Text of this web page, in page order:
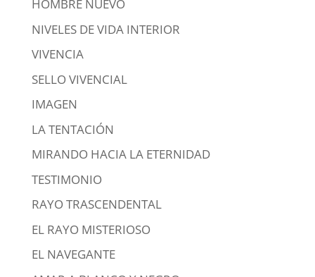
HOMBRE NUEVO
NIVELES DE VIDA INTERIOR
VIVENCIA
SELLO VIVENCIAL
IMAGEN
LA TENTACIÓN
MIRANDO HACIA LA ETERNIDAD
TESTIMONIO
RAYO TRASCENDENTAL
EL RAYO MISTERIOSO
EL NAVEGANTE